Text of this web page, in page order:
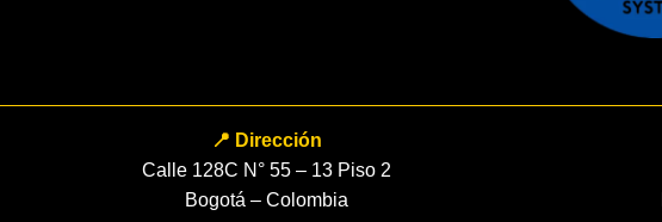
📍 Dirección
Calle 128C N° 55 – 13 Piso 2
Bogotá – Colombia